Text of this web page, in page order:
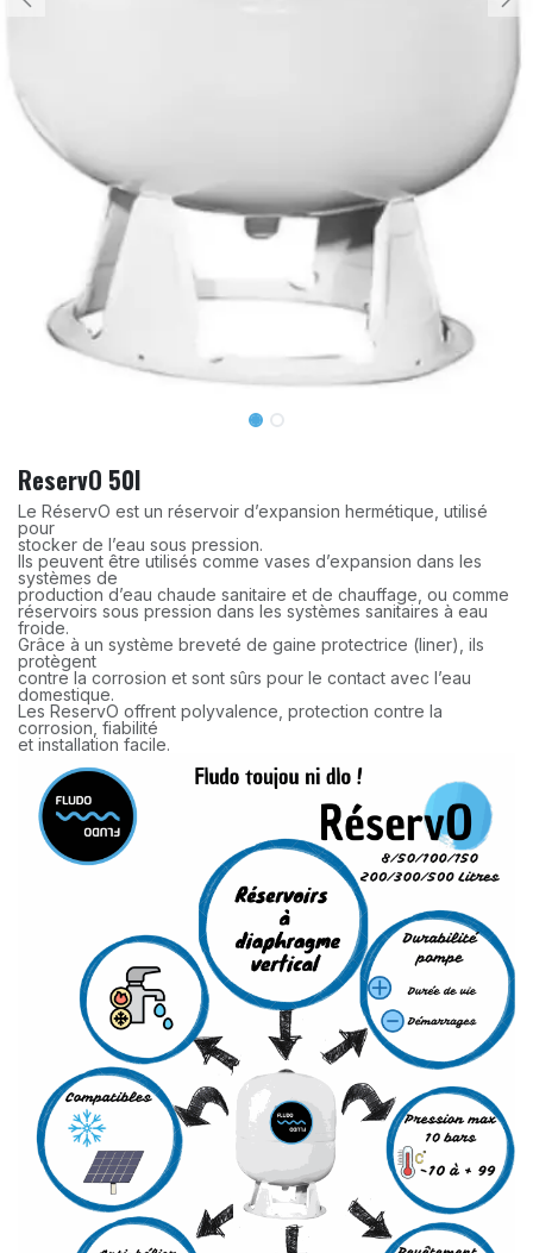
ReservO 50l
Le RéservO est un réservoir d’expansion hermétique, utilisé
pour
stocker de l’eau sous pression.
Ils peuvent être utilisés comme vases d’expansion dans les
systèmes de
production d’eau chaude sanitaire et de chauffage, ou comme
réservoirs sous pression dans les systèmes sanitaires à eau
froide.
Grâce à un système breveté de gaine protectrice (liner), ils
protègent
contre la corrosion et sont sûrs pour le contact avec l’eau
domestique.
Les ReservO offrent polyvalence, protection contre la
corrosion, fiabilité
et installation facile.